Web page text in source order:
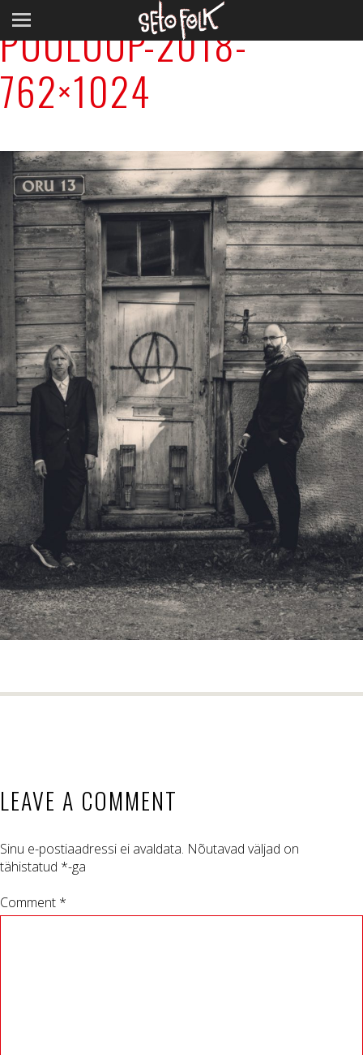
PUULUUP-2018-
762×1024
LEAVE A COMMENT
Sinu e-postiaadressi ei avaldata. Nõutavad väljad on
tähistatud *-ga
Comment *